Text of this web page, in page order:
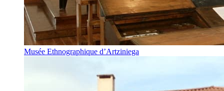
Musée Ethnographique d’Artziniega